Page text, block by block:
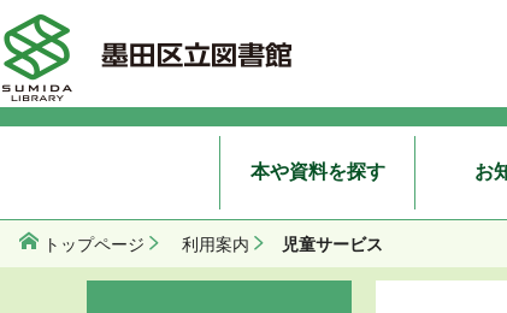
本や資料を探す お
トップページ 利用案内 児童サービス